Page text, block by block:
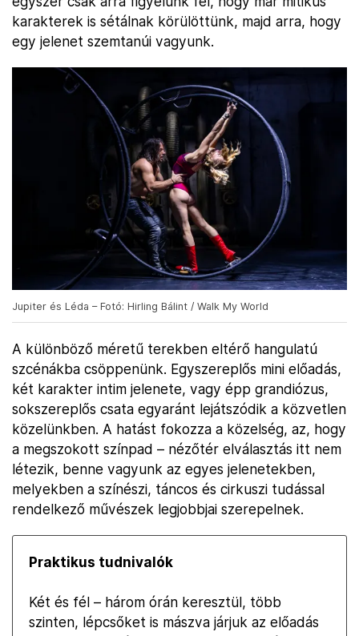
karakterek is sétálnak körülöttünk, majd arra, hogy
egy jelenet szemtanúi vagyunk.
Jupiter és Léda – Fotó: Hirling Bálint / Walk My World
A különböző méretű terekben eltérő hangulatú
szcénákba csöppenünk. Egyszereplős mini előadás,
két karakter intim jelenete, vagy épp grandiózus,
sokszereplős csata egyaránt lejátszódik a közvetlen
közelünkben. A hatást fokozza a közelség, az, hogy
a megszokott színpad – nézőtér elválasztás itt nem
létezik, benne vagyunk az egyes jelenetekben,
melyekben a színészi, táncos és cirkuszi tudással
rendelkező művészek legjobbjai szerepelnek.
Praktikus tudnivalók
Két és fél – három órán keresztül, több
szinten, lépcsőket is mászva járjuk az előadás